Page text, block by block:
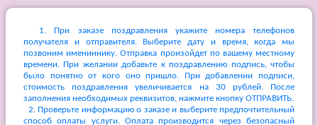
1. При заказе поздравления укажите номера телефонов
получателя и отправителя. Выберите дату и время, когда мы
позвоним имениннику. Отправка произойдет по вашему местному
времени. При желании добавьте к поздравлению подпись, чтобы
было понятно от кого оно пришло. При добавлении подписи,
стоимость поздравления увеличивается на 30 рублей. После
заполнения необходимых реквизитов, нажмите кнопку ОТПРАВИТЬ.
2. Проверьте информацию о заказе и выберите предпочтительный
способ оплаты услуги. Оплата производится через безопасный